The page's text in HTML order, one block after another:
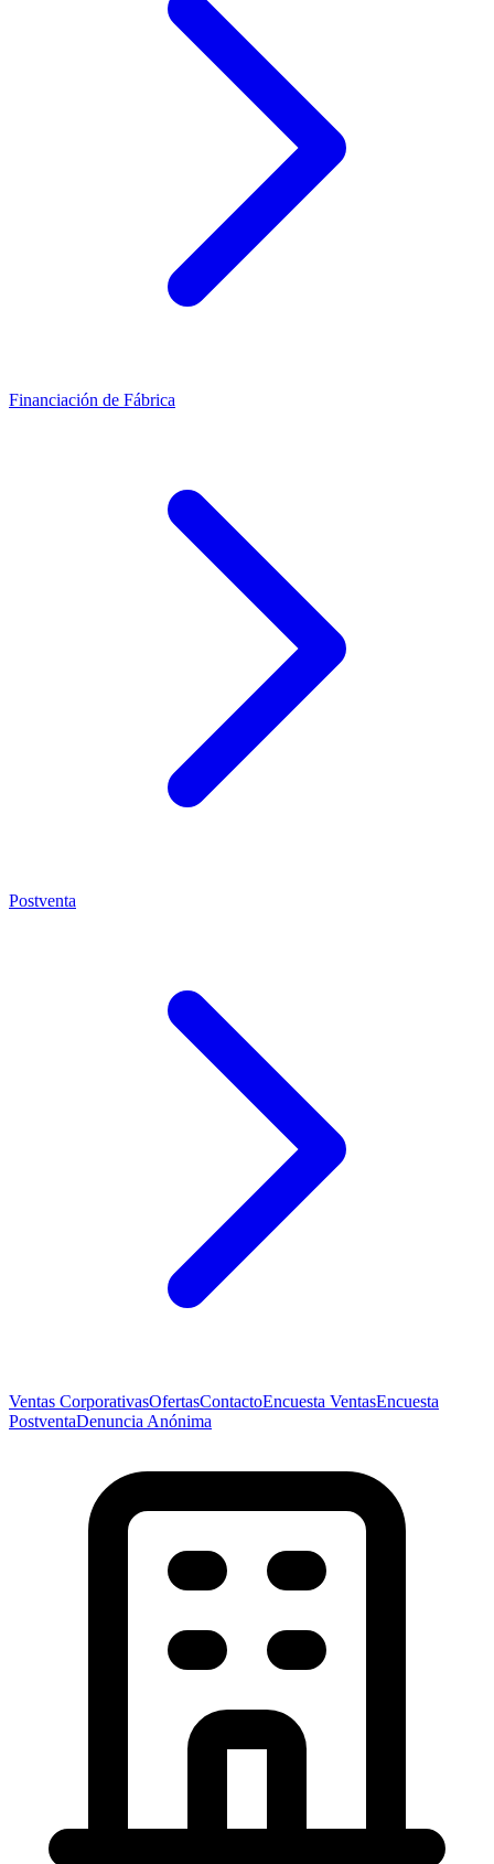
Financiación de Fábrica
Postventa
Ventas CorporativasOfertasContactoEncuesta VentasEncuesta
PostventaDenuncia Anónima